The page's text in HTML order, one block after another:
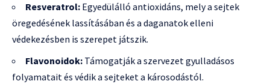
Resveratrol: Egyedülálló antioxidáns, mely a sejtek
öregedésének lassításában és a daganatok elleni
védekezésben is szerepet játszik.
Flavonoidok: Támogatják a szervezet gyulladásos
folyamatait és védik a sejteket a károsodástól.